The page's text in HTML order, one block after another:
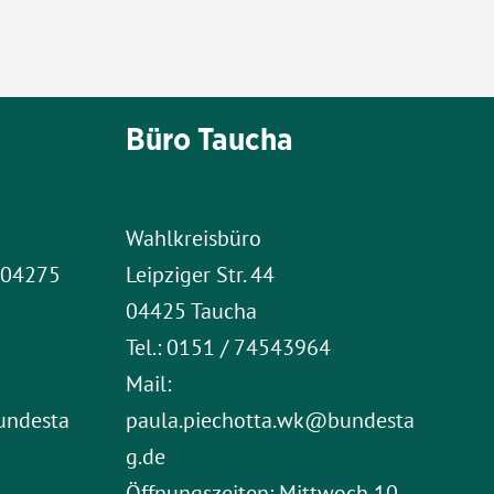
Büro Taucha
Wahlkreisbüro
Leipziger Str. 44
04425 Taucha
Tel.: 0151 / 74543964
Mail:
paula.piechotta.wk@bundesta
g.de